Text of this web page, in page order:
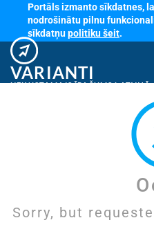
Portāls izmanto sīkdatnes,
nodrošinātu pilnu
sīkdatņupolitiku šeit.
VARIANTI
NEKUSTAMAIS ĪPAŠUMS LATVIJĀ
Sorry, but